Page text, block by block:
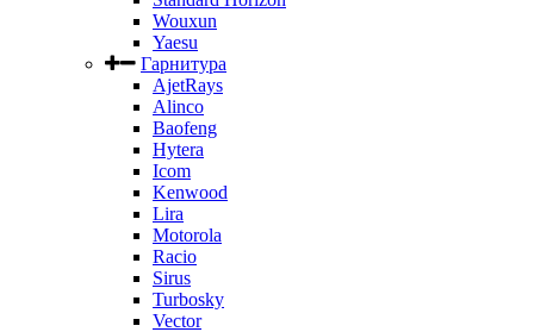
Wouxun
Yaesu
Гарнитура
AjetRays
Alinco
Baofeng
Hytera
Icom
Kenwood
Lira
Motorola
Racio
Sirus
Turbosky
Vector